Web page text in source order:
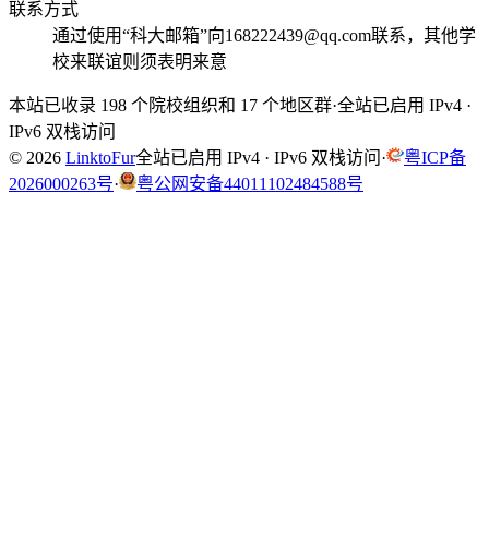
联系方式
通过使用“科大邮箱”向168222439@qq.com联系，其他学
校来联谊则须表明来意
本站已收录 198 个院校组织和 17 个地区群·全站已启用 IPv4 ·
IPv6 双栈访问
© 2026 LinktoFur全站已启用 IPv4 · IPv6 双栈访问 ·
粤ICP备
2026000263号· 粤公网安备44011102484588号